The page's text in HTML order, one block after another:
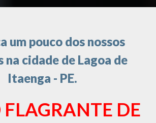
um pouco dos nossos
na cidade de Lagoa de
Itaenga - PE.
DE